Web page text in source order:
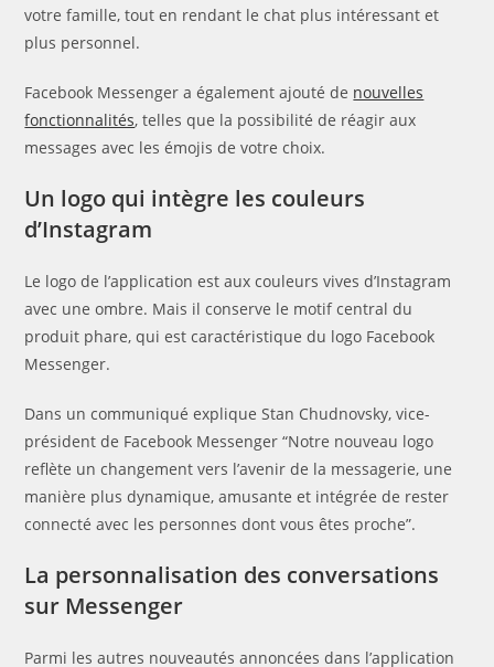
votre famille, tout en rendant le chat plus intéressant et
plus personnel.
Facebook Messenger a également ajouté de nouvelles
fonctionnalités, telles que la possibilité de réagir aux
messages avec les émojis de votre choix.
Un logo qui intègre les couleurs
d’Instagram
Le logo de l’application est aux couleurs vives d’Instagram
avec une ombre. Mais il conserve le motif central du
produit phare, qui est caractéristique du logo Facebook
Messenger.
Dans un communiqué explique Stan Chudnovsky, vice-
président de Facebook Messenger “Notre nouveau logo
reflète un changement vers l’avenir de la messagerie, une
manière plus dynamique, amusante et intégrée de rester
connecté avec les personnes dont vous êtes proche”.
La personnalisation des conversations
sur Messenger
Parmi les autres nouveautés annoncées dans l’application